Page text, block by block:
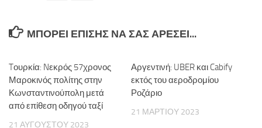
ΜΠΟΡΕΊ ΕΠΊΣΗΣ ΝΑ ΣΑΣ ΑΡΈΣΕΙ...
Tουρκία: Nεκρός 57χρονος
Μαροκινός πολίτης στην
Κωνσταντινούπολη μετά
από επίθεση οδηγού ταξί
21 ΑΥΓΟΎΣΤΟΥ 2023
Αργεντινή: UBER και Cabify
εκτός του αεροδρομίου
Ροζάριο
21 ΜΑΡΤΊΟΥ 2023